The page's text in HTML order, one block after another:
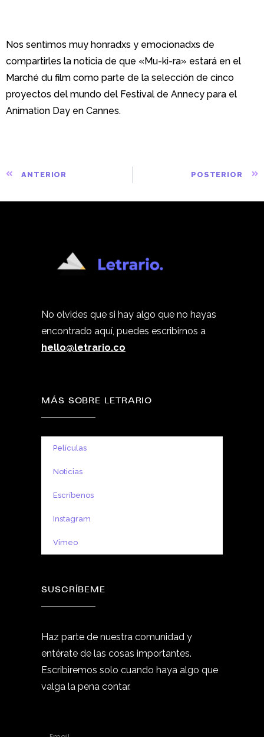
Nos sentimos muy honradxs y emocionadxs de
compartirles la noticia de que «Mu-ki-ra» estará en el
Marché du film como parte de la selección de cinco
proyectos del mundo del Festival de Annecy para el
Animation Day en Cannes.
ANTERIOR POSTERIOR
No olvides que si hay algo que no hayas
encontrado aquí, puedes escribirnos a
hello@letrario.co
MÁS SOBRE LETRARIO
Películas
Noticias
Escríbenos
Instagram
Vimeo
SUSCRÍBEME
Haz parte de nuestra comunidad y
entérate de las cosas importantes.
Escribiremos solo cuando haya algo que
valga la pena contar.